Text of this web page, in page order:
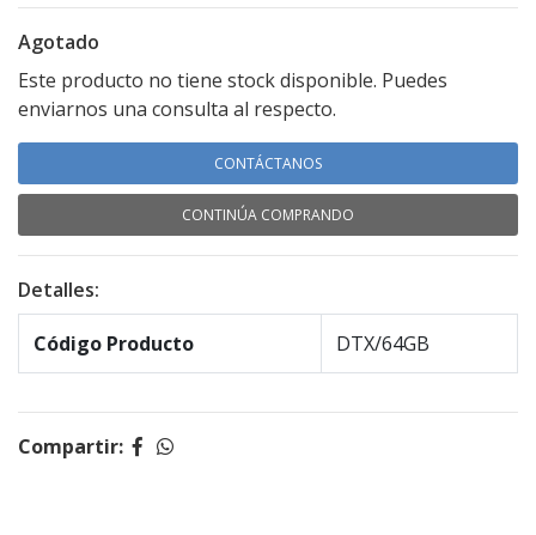
Agotado
Este producto no tiene stock disponible. Puedes
enviarnos una consulta al respecto.
CONTÁCTANOS
CONTINÚA COMPRANDO
Detalles:
Código Producto DTX/64GB
Compartir: